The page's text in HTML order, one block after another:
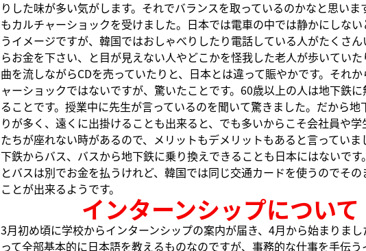
りした味が多い気がします。それでバランスを取っているのかなと思いま
もカルチャーショックを受けました。日本では電車の中では静かにしな
うイメージですが、韓国ではおしゃべりしたり電話している人がたくさ
らお金を下さい、と目が見えない人やどこかを怪我した老人が歩いてい
曲を流しながらCDを売っていたりと、日本とは違って賑やかです。それ
ャーショックではないですが、驚いたことです。60歳以上の人は地下鉄
ることです。授業中に先生が言っているのを聞いて驚きました。だから地
りが多く、遠くに出掛けることも出来ると、でも多いからこそ会社員や学
たちが座れない時があるので、メリットもデメリットもあると言ってい
下鉄からバス、バスから地下鉄に乗り換えできることも日本にはないです
とバスは別でお金を払うけれど、韓国では同じ交通カードを使うのでその
ことが出来るようです。
インターンシップについて
3月初め頃に学校からインターンシップの案内が届き、4月から始まりま
って全部基本的に日本語を教えるものなのですが、事務的な仕事を手伝う